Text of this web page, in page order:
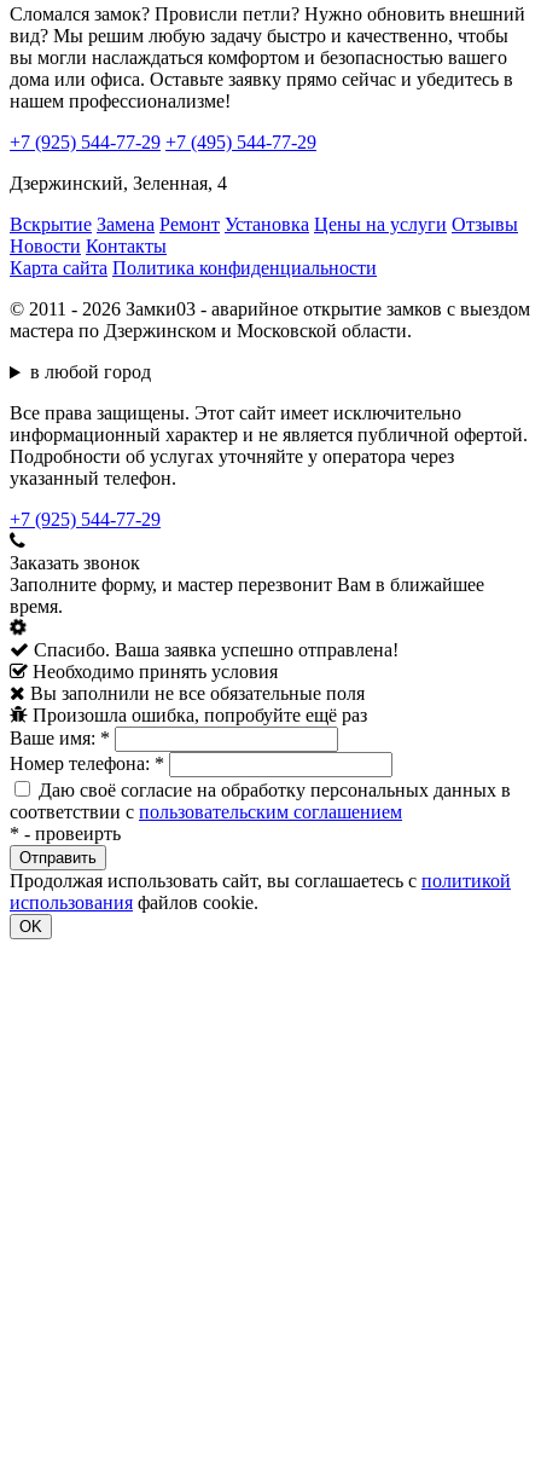
Сломался замок? Провисли петли? Нужно обновить внешний
вид? Мы решим любую задачу быстро и качественно, чтобы
вы могли наслаждаться комфортом и безопасностью вашего
дома или офиса. Оставьте заявку прямо сейчас и убедитесь в
нашем профессионализме!
+7 (925) 544-77-29 +7 (495) 544-77-29
Дзержинский, Зеленная, 4
Вскрытие Замена Ремонт Установка Цены на услуги Отзывы
Новости Контакты
Карта сайта Политика конфиденциальности
© 2011 - 2026 Замки03 - аварийное открытие замков с выездом
мастера по Дзержинском и Московской области.
в любой город
Все права защищены. Этот сайт имеет исключительно
информационный характер и не является публичной офертой.
Подробности об услугах уточняйте у оператора через
указанный телефон.
+7 (925) 544-77-29
Заказать звонок
Заполните форму, и мастер перезвонит Вам в ближайшее
время.
Спасибо. Ваша заявка успешно отправлена!
Необходимо принять условия
Вы заполнили не все обязательные поля
Произошла ошибка, попробуйте ещё раз
Ваше имя: *
Номер телефона: *
Даю своё согласие на обработку персональных данных в
соответствии с пользовательским соглашением
* - провеирть
Продолжая использовать сайт, вы соглашаетесь с политикой
использования файлов cookie.
OK